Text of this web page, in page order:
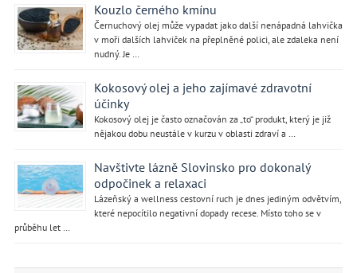
Kouzlo černého kmínu
Černuchový olej může vypadat jako další nenápadná lahvička
v moři dalších lahviček na přeplněné polici, ale zdaleka není
nudný. Je …
Kokosový olej a jeho zajímavé zdravotní
účinky
Kokosový olej je často označován za „to“ produkt, který je již
nějakou dobu neustále v kurzu v oblasti zdraví a …
Navštivte lázně Slovinsko pro dokonalý
odpočinek a relaxaci
Lázeňský a wellness cestovní ruch je dnes jediným odvětvím,
které nepocítilo negativní dopady recese. Místo toho se v
průběhu let …